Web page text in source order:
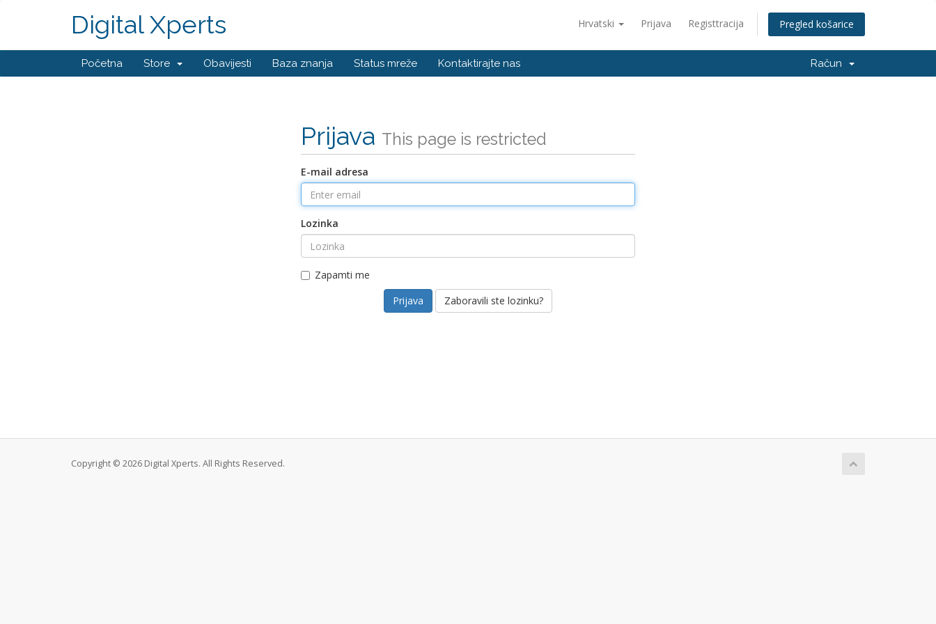
Hrvatski Prijava Registtracija Pregled košarice
Digital Xperts
Početna Store Obavijesti Baza znanja Status mreže Kontaktirajte nas Račun
Prijava This page is restricted
E-mail adresa
Lozinka
Zapamti me
Zaboravili ste lozinku?
Copyright © 2026 Digital Xperts. All Rights Reserved.